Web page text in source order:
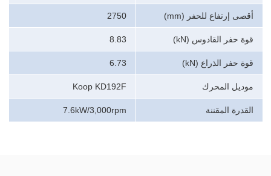
أقصى إرتفاع للحفر (mm) 2750
قوة حفر القادوس (kN) 8.83
قوة حفر الذراع (kN) 6.73
موديل المحرك Koop KD192F
القدرة المقننة 7.6kW/3,000rpm